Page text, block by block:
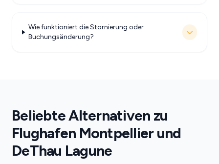
Wie funktioniert die Stornierung oder
Buchungsänderung?
Beliebte Alternativen zu
Flughafen Montpellier und
DeThau Lagune